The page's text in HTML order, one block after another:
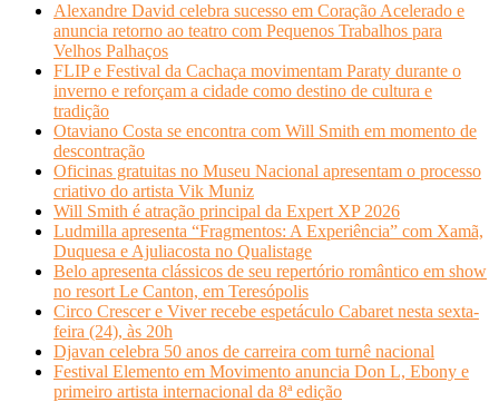
Alexandre David celebra sucesso em Coração Acelerado e
anuncia retorno ao teatro com Pequenos Trabalhos para
Velhos Palhaços
FLIP e Festival da Cachaça movimentam Paraty durante o
inverno e reforçam a cidade como destino de cultura e
tradição
Otaviano Costa se encontra com Will Smith em momento de
descontração
Oficinas gratuitas no Museu Nacional apresentam o processo
criativo do artista Vik Muniz
Will Smith é atração principal da Expert XP 2026
Ludmilla apresenta “Fragmentos: A Experiência” com Xamã,
Duquesa e Ajuliacosta no Qualistage
Belo apresenta clássicos de seu repertório romântico em show
no resort Le Canton, em Teresópolis
Circo Crescer e Viver recebe espetáculo Cabaret nesta sexta-
feira (24), às 20h
Djavan celebra 50 anos de carreira com turnê nacional
Festival Elemento em Movimento anuncia Don L, Ebony e
primeiro artista internacional da 8ª edição